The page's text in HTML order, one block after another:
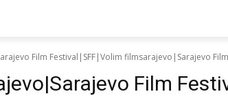
Film Festival|SFF|Volim filmsarajevo|Sarajevo
Film